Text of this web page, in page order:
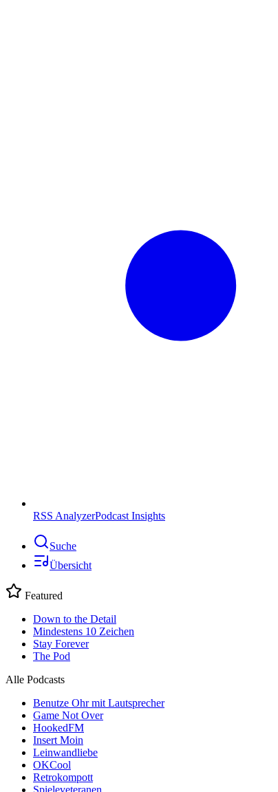
RSS AnalyzerPodcast Insights
Suche
Übersicht
Featured
Down to the Detail
Mindestens 10 Zeichen
Stay Forever
The Pod
Alle Podcasts
Benutze Ohr mit Lautsprecher
Game Not Over
HookedFM
Insert Moin
Leinwandliebe
OKCool
Retrokompott
Spieleveteranen